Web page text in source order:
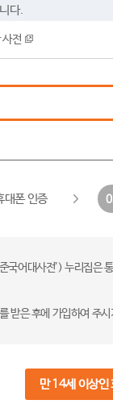
다.
사전
대폰 인증
국어대사전’) 누리집
받은 후에 가입하여 주
만 14세 이상인